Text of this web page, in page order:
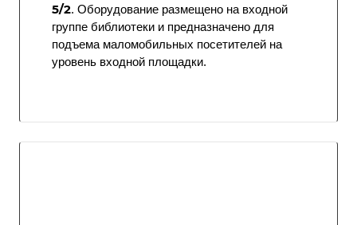
5/2. Оборудование размещено на входной
группе библиотеки и предназначено для
подъема маломобильных посетителей на
уровень входной площадки.